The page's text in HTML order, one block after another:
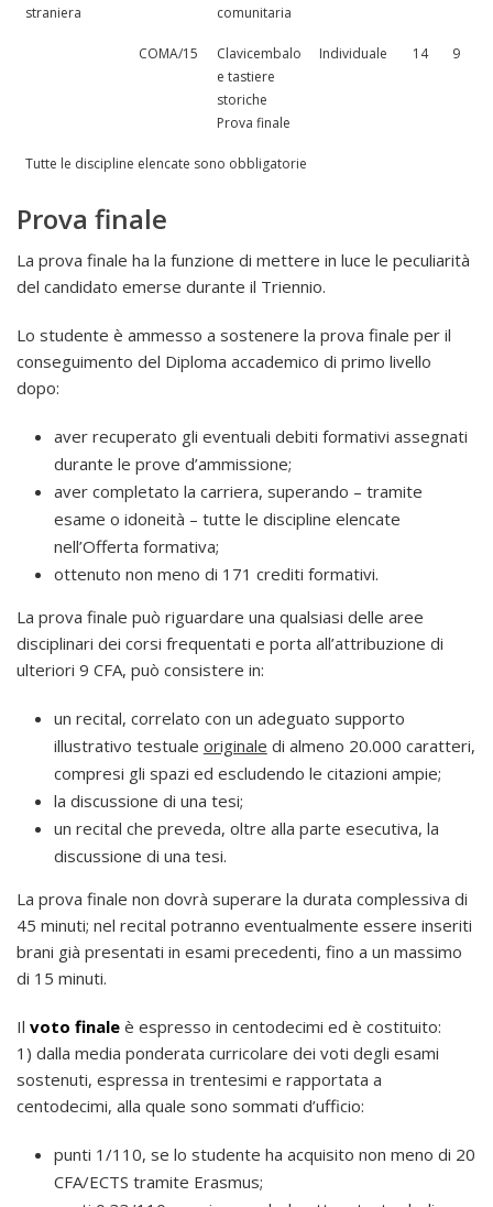
straniera
comunitaria
COMA/15
Clavicembalo
e tastiere
storiche
Prova finale
Individuale 14 9
Tutte le discipline elencate sono obbligatorie
Prova finale
La prova finale ha la funzione di mettere in luce le peculiarità
del candidato emerse durante il Triennio.
Lo studente è ammesso a sostenere la prova finale per il
conseguimento del Diploma accademico di primo livello
dopo:
aver recuperato gli eventuali debiti formativi assegnati
durante le prove d’ammissione;
aver completato la carriera, superando – tramite
esame o idoneità – tutte le discipline elencate
nell’Offerta formativa;
ottenuto non meno di 171 crediti formativi.
La prova finale può riguardare una qualsiasi delle aree
disciplinari dei corsi frequentati e porta all’attribuzione di
ulteriori 9 CFA, può consistere in:
un recital, correlato con un adeguato supporto
illustrativo testuale originale di almeno 20.000 caratteri,
compresi gli spazi ed escludendo le citazioni ampie;
la discussione di una tesi;
un recital che preveda, oltre alla parte esecutiva, la
discussione di una tesi.
La prova finale non dovrà superare la durata complessiva di
45 minuti; nel recital potranno eventualmente essere inseriti
brani già presentati in esami precedenti, fino a un massimo
di 15 minuti.
Il voto finale è espresso in centodecimi ed è costituito:
1) dalla media ponderata curricolare dei voti degli esami
sostenuti, espressa in trentesimi e rapportata a
centodecimi, alla quale sono sommati d’ufficio:
punti 1/110, se lo studente ha acquisito non meno di 20
CFA/ECTS tramite Erasmus;